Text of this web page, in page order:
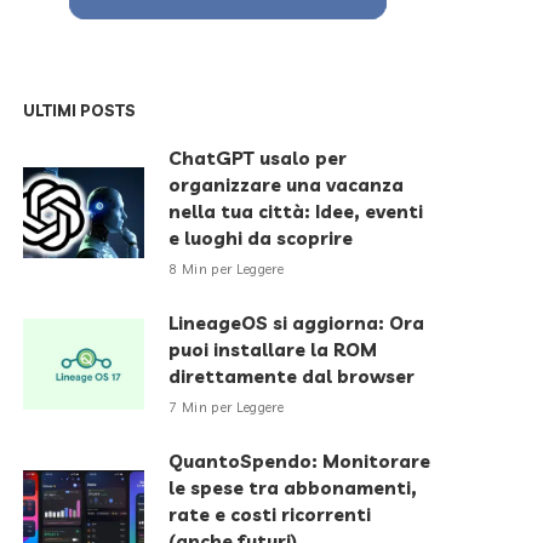
ULTIMI POSTS
ChatGPT usalo per
organizzare una vacanza
nella tua città: Idee, eventi
e luoghi da scoprire
8 Min per Leggere
LineageOS si aggiorna: Ora
puoi installare la ROM
direttamente dal browser
7 Min per Leggere
QuantoSpendo: Monitorare
le spese tra abbonamenti,
rate e costi ricorrenti